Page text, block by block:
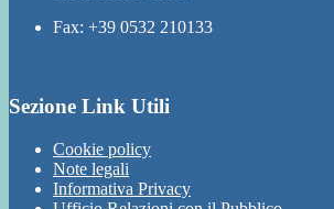
Fax: +39 0532 210133
Sezione Link Utili
Cookie policy
Note legali
Informativa Privacy